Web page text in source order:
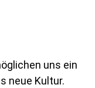
uns ein
neue Kultur.